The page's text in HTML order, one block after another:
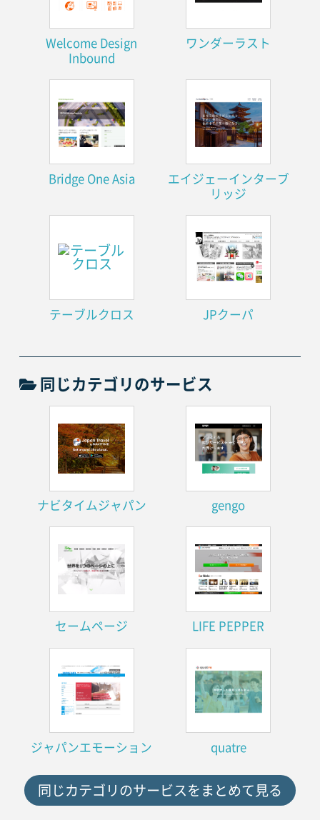
Welcome Design
Inbound
ワンダーラスト
Bridge One Asia
エイジェーインターブ
リッジ
テーブルクロス JPクーパ
同じカテゴリのサービス
ナビタイムジャパン gengo
セームページ LIFE PEPPER
ジャパンエモーション quatre
同じカテゴリのサービスをまとめて見る